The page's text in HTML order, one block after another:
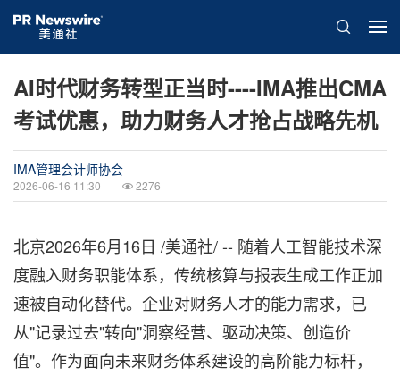
AI时代财务转型正当时----IMA推出CMA
考试优惠，助力财务人才抢占战略先机
IMA管理会计师协会
2026-06-16 11:30 2276
北京2026年6月16日 /美通社/ -- 随着人工智能技术深
度融入财务职能体系，传统核算与报表生成工作正加
速被自动化替代。企业对财务人才的能力需求，已
从"记录过去"转向"洞察经营、驱动决策、创造价
值"。作为面向未来财务体系建设的高阶能力标杆，